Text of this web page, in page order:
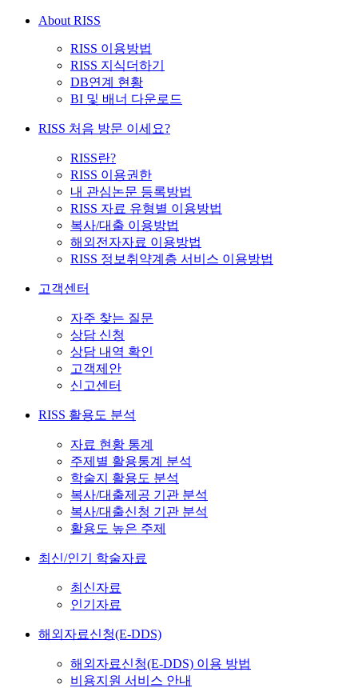
About RISS
RISS 이용방법
RISS 지식더하기
DB연계 현황
BI 및 배너 다운로드
RISS 처음 방문 이세요?
RISS란?
RISS 이용권한
내 관심논문 등록방법
RISS 자료 유형별 이용방법
복사/대출 이용방법
해외전자자료 이용방법
RISS 정보취약계층 서비스 이용방법
고객센터
자주 찾는 질문
상담 신청
상담 내역 확인
고객제안
신고센터
RISS 활용도 분석
자료 현황 통계
주제별 활용통계 분석
학술지 활용도 분석
복사/대출제공 기관 분석
복사/대출신청 기관 분석
활용도 높은 주제
최신/인기 학술자료
최신자료
인기자료
해외자료신청(E-DDS)
해외자료신청(E-DDS) 이용 방법
비용지원 서비스 안내